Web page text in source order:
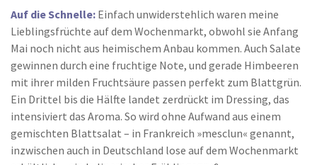
Auf die Schnelle: Einfach unwiderstehlich waren meine
Lieblingsfrüchte auf dem Wochenmarkt, obwohl sie Anfang
Mai noch nicht aus heimischem Anbau kommen. Auch Salate
gewinnen durch eine fruchtige Note, und gerade Himbeeren
mit ihrer milden Fruchtsäure passen perfekt zum Blattgrün.
Ein Drittel bis die Hälfte landet zerdrückt im Dressing, das
intensiviert das Aroma. So wird ohne Aufwand aus einem
gemischten Blattsalat – in Frankreich »mesclun« genannt,
inzwischen auch in Deutschland lose auf dem Wochenmarkt